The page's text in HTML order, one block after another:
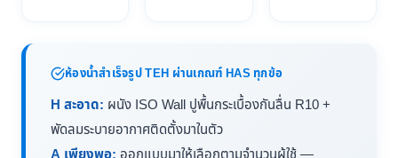
ห้องน้ำสำเร็จรูป TEH ผ่านเกณฑ์ HAS ทุกข้อ
H สะอาด: ผนัง ISO Wall ปูพื้นกระเบื้องกันลื่น R10 +
พัดลมระบายอากาศติดตั้งมาในตัว